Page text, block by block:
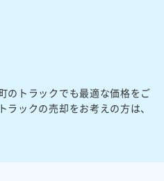
のトラックでも最適な価格をご
ックの売却をお考えの方は、